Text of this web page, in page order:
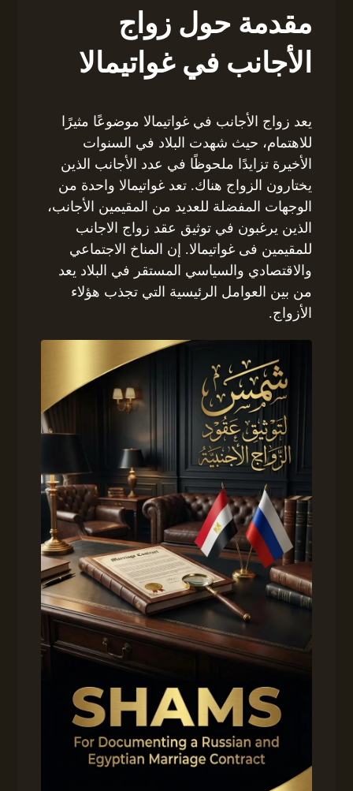
مقدمة حول زواج
الأجانب في غواتيمالا
يعد زواج الأجانب في غواتيمالا موضوعًا مثيرًا
للاهتمام، حيث شهدت البلاد في السنوات
الأخيرة تزايدًا ملحوظًا في عدد الأجانب الذين
يختارون الزواج هناك. تعد غواتيمالا واحدة من
الوجهات المفضلة للعديد من المقيمين الأجانب،
الذين يرغبون في توثيق عقد زواج الاجانب
للمقيمين فى غواتيمالا. إن المناخ الاجتماعي
والاقتصادي والسياسي المستقر في البلاد يعد
من بين العوامل الرئيسية التي تجذب هؤلاء
الأزواج.